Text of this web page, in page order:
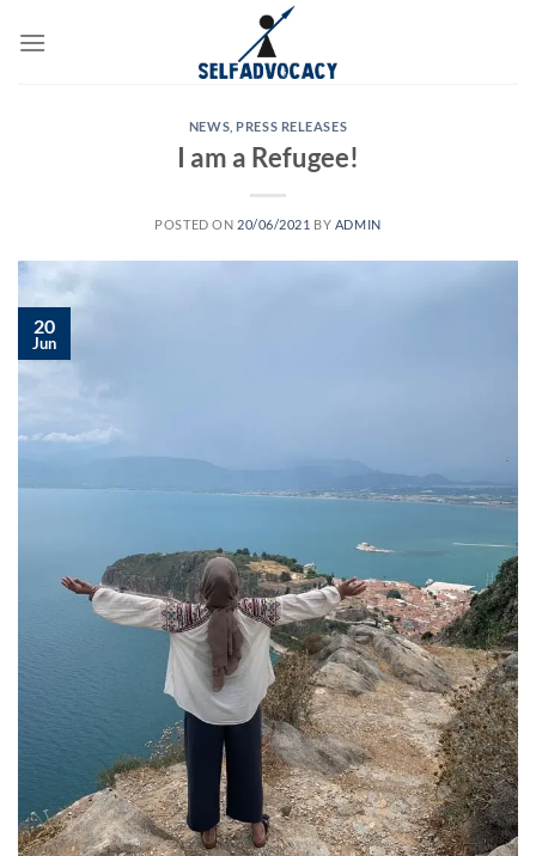
NEWS PRESS RELEASES
I am a Refugee!
POSTED ON 20/06/2021 BY ADMIN
20
Jun